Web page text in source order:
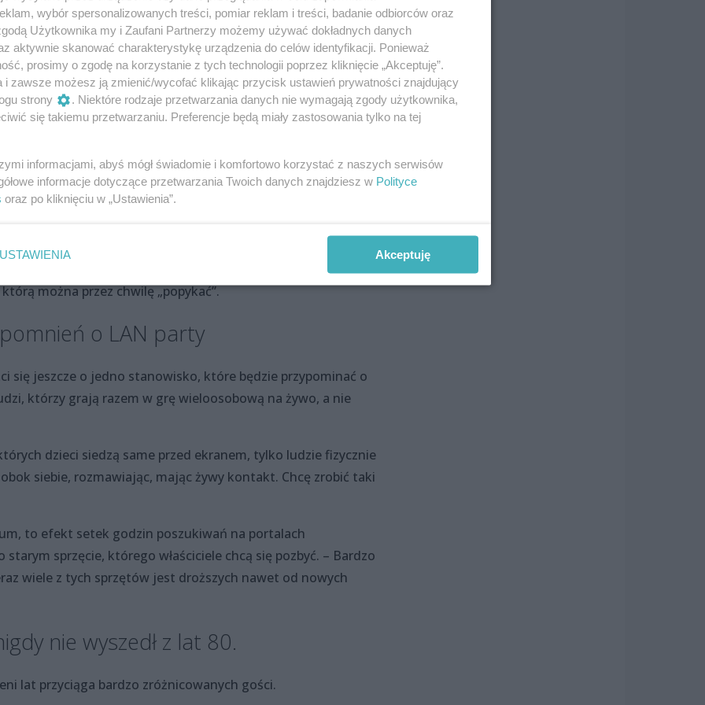
z Commodore 64, czyli najczęściej kupowanym
w latach 80. i 90. w Polsce.
tylko w czasie samej gry, ale również podczas jej wgrywania.
w którym ustawiało się głowicę małym śrubokrętem.
żeby żaden dźwięk nie zakłócił procesu wczytywania gry
Atari i Amigi. O Pegasusach, które w latach 90. zalały polski
Oglądamy kolejne wersje Sony PlayStation, Xboxa, ale też
popularności, a podobnie jak Sony PlayStation była
i wiele, wiele więcej. A przy każdym czeka garść ciekawostek
można przez chwilę „popykać”.
o LAN party
się jeszcze o jedno stanowisko, które będzie przypominać o
którzy grają razem w grę wieloosobową na żywo, a nie
dzieci siedzą same przed ekranem, tylko ludzie fizycznie
siebie, rozmawiając, mając żywy kontakt. Chcę zrobić taki
to efekt setek godzin poszukiwań na portalach
sprzęcie, którego właściciele chcą się pozbyć. – Bardzo
wiele z tych sprzętów jest droższych nawet od nowych
nie wyszedł z lat 80.
lat przyciąga bardzo zróżnicowanych gości.
wybór spersonalizowanych treści, pomiar reklam i treści, badanie odbiorców oraz
Użytkownika my i Zaufani Partnerzy możemy używać dokładnych danych
aktywnie skanować charakterystykę urządzenia do celów identyfikacji. Ponieważ
prosimy o zgodę na korzystanie z tych technologii poprzez kliknięcie „Akceptuję”.
i zawsze możesz ją zmienić/wycofać klikając przycisk ustawień prywatności znajdujący
strony
. Niektóre rodzaje przetwarzania danych nie wymagają zgody użytkownika,
się takiemu przetwarzaniu. Preferencje będą miały zastosowania tylko na tej
informacjami, abyś mógł świadomie i komfortowo korzystać z naszych serwisów
informacje dotyczące przetwarzania Twoich danych znajdziesz w Polityce
oraz po kliknięciu w „Ustawienia”.
USTAWIENIA Akceptuję